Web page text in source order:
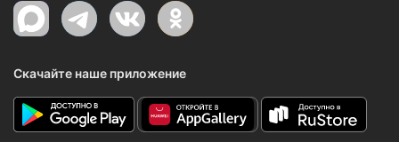
Скачайте наше приложение